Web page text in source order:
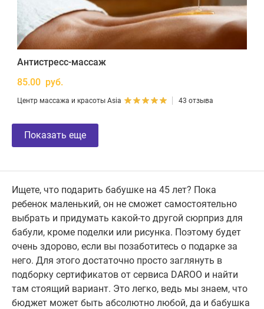
Антистресс-массаж
85.00 руб.
Центр массажа и красоты Asia 43 отзыва
Показать еще
Ищете, что подарить бабушке на 45 лет? Пока
ребенок маленький, он не сможет самостоятельно
выбрать и придумать какой-то другой сюрприз для
бабули, кроме поделки или рисунка. Поэтому будет
очень здорово, если вы позаботитесь о подарке за
него. Для этого достаточно просто заглянуть в
подборку сертификатов от сервиса DAROO и найти
там стоящий вариант. Это легко, ведь мы знаем, что
бюджет может быть абсолютно любой, да и бабушка